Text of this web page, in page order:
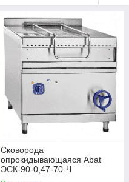
Сковорода
опрокидывающаяся Abat
ЭСК-90-0,47-70-Ч
(21000001626)